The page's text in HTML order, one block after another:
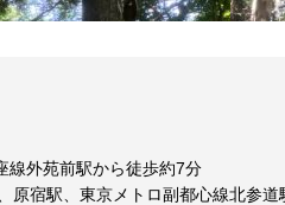
線外苑前駅から徒歩約7分
原宿駅、東京メトロ副都心線北参